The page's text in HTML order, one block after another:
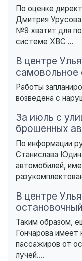
По оценке
Дмитрия
№9 хватит для
системе ХВС ...
В центре
самовольное
Работы
возведена с
За июль с
брошенных
По информации
Станислава
автомобилей,
В центре
Таким образом,
Гончарова
пассажиров от
лучей....